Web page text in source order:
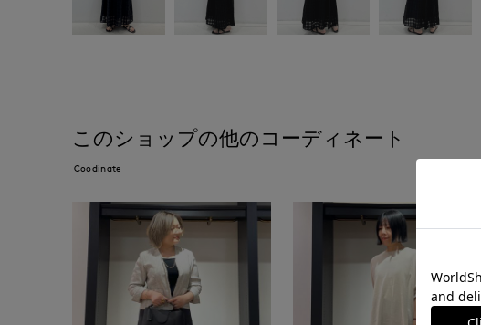
このショップの他のコーディネート
Coodinate